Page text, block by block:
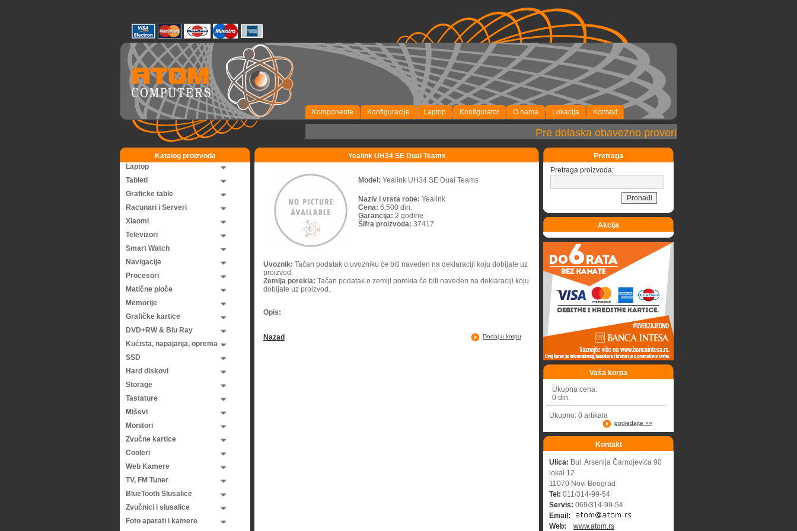
Komponente Konfiguracije Laptop Konfigurator O nama Lokacija Kontakt
Pre dolaska obavezno proveriti dostupnost robe!
Katalog proizvoda
Laptop
Tableti
Graficke table
Racunari i Serveri
Xiaomi
Televizori
Smart Watch
Navigacije
Procesori
Matične ploče
Memorije
Grafičke kartice
DVD+RW & Blu Ray
Kućista, napajanja, oprema
SSD
Hard diskovi
Storage
Tastature
Miševi
Monitori
Zvučne kartice
Cooleri
Web Kamere
TV, FM Tuner
BlueTooth Slusalice
Zvučnici i slusalice
Foto aparati i kamere
Yealink UH34 SE Dual Teams
Model: Yealink UH34 SE Dual Teams
Naziv i vrsta robe: Yealink
Cena: 6.500 din.
Garancija: 2 godine
Šifra proizvoda: 37417
Uvoznik: Tačan podatak o uvozniku će biti naveden na deklaraciji koju dobijate uz
proizvod.
Zemlja porekla: Tačan podatak o zemlji porekla će biti naveden na deklaraciji koju
dobijate uz proizvod.
Opis:
Dodaj u korpu
Nazad
Pretraga
Pretraga proizvoda:
Akcija
Vaša korpa
Ukupna cena:
0 din.
Ukupno: 0 artikala
pogledajte »»
Kontakt
Ulica: Bul. Arsenija Čarnojevića 90
lokal 12
11070 Novi Beograd
Tel: 011/314-99-54
Servis: 069/314-99-54
Email:
Web:
www.atom.rs